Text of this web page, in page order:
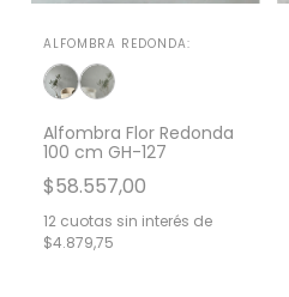
ALFOMBRA REDONDA:
Alfombra Flor Redonda
100 cm GH-127
$58.557,00
12 cuotas sin interés de
$4.879,75